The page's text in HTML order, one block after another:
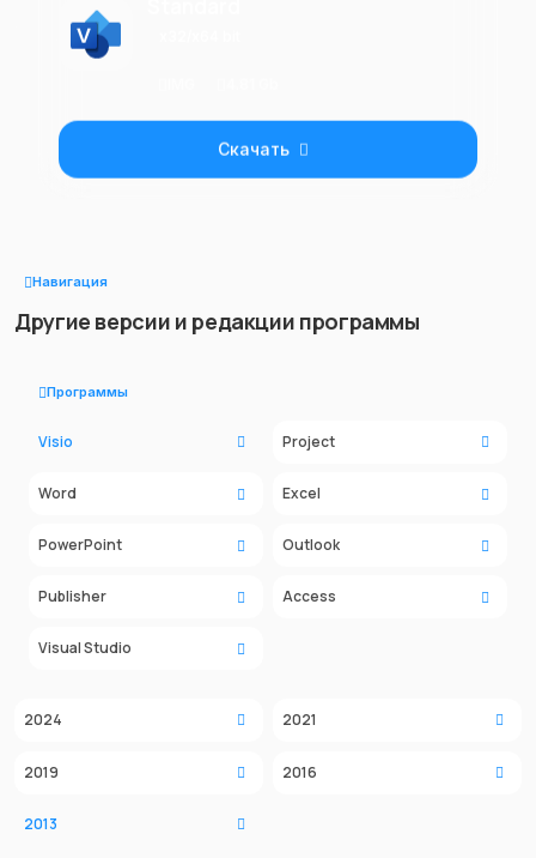
Скачать
Навигация
Другие версии и редакции программы
Программы
Visio Project
Word Excel
PowerPoint Outlook
Publisher Access
Visual Studio
2024 2021
2019 2016
2013